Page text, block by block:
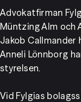
Advokatfirman
Müntzing Alm och
Jakob Callmander
Anneli Lönnborg
styrelsen.
Vid Fylgias